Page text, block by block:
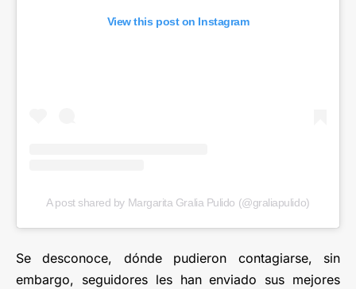
View this post on Instagram
A post shared by Margarita Gralia Pulido (@graliapulido)
Se desconoce, dónde pudieron contagiarse, sin
embargo, seguidores les han enviado sus mejores